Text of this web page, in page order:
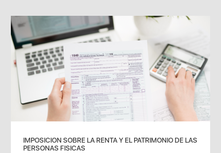
IMPOSICION SOBRE LA RENTA Y EL PATRIMONIO DE LAS
PERSONAS FISICAS